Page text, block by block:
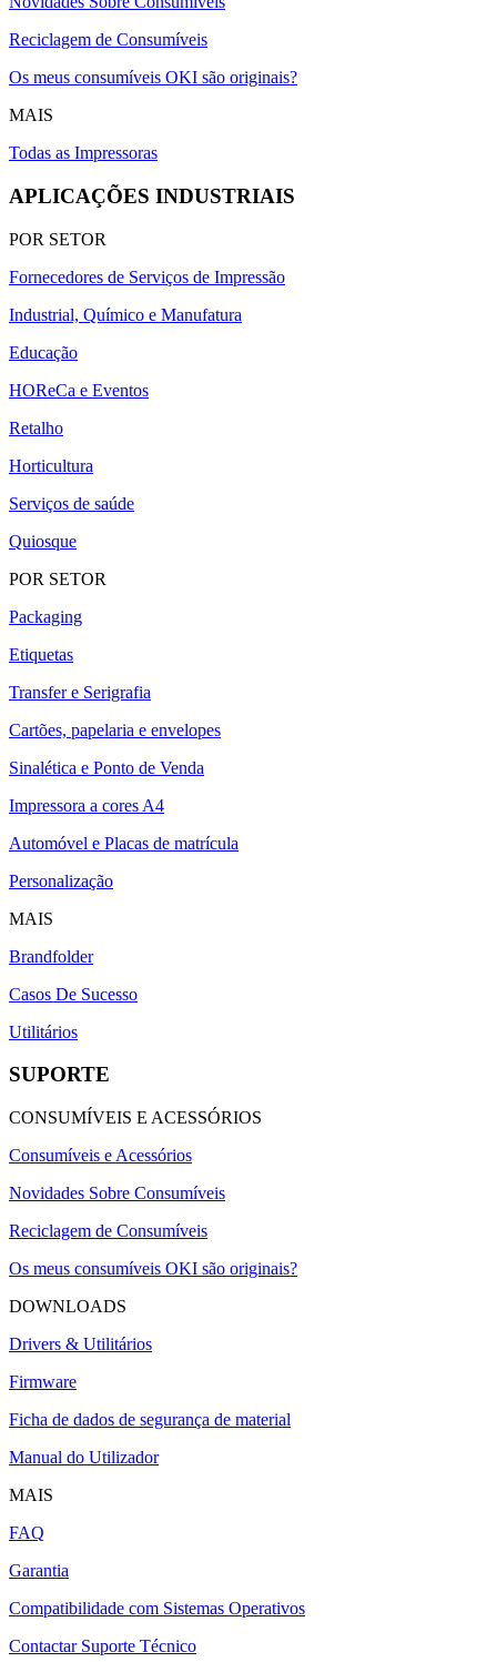
Reciclagem de Consumíveis
Os meus consumíveis OKI são originais?
MAIS
Todas as Impressoras
APLICAÇÕES INDUSTRIAIS
POR SETOR
Fornecedores de Serviços de Impressão
Industrial, Químico e Manufatura
Educação
HOReCa e Eventos
Retalho
Horticultura
Serviços de saúde
Quiosque
POR SETOR
Packaging
Etiquetas
Transfer e Serigrafia
Cartões, papelaria e envelopes
Sinalética e Ponto de Venda
Impressora a cores A4
Automóvel e Placas de matrícula
Personalização
MAIS
Brandfolder
Casos De Sucesso
Utilitários
SUPORTE
CONSUMÍVEIS E ACESSÓRIOS
Consumíveis e Acessórios
Novidades Sobre Consumíveis
Reciclagem de Consumíveis
Os meus consumíveis OKI são originais?
DOWNLOADS
Drivers & Utilitários
Firmware
Ficha de dados de segurança de material
Manual do Utilizador
MAIS
FAQ
Garantia
Compatibilidade com Sistemas Operativos
Contactar Suporte Técnico